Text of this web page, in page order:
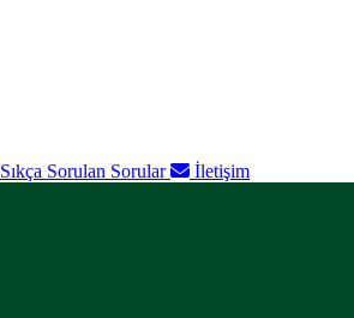
Sıkça Sorulan Sorular İletişim